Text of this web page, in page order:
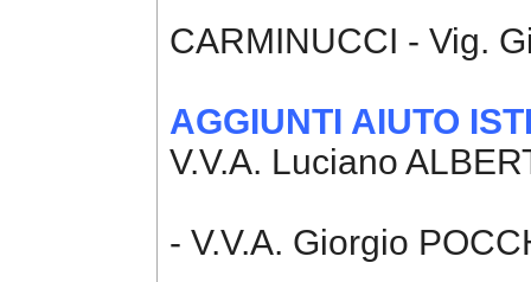
CARMINUCCI - Vig.
AGGIUNTI AIUTO
V.V.A. Luciano
- V.V.A. Giorgio